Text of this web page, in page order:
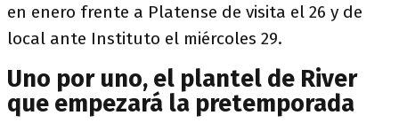
en enero frente a Platense de visita el 26 y de
local ante Instituto el miércoles 29.
Uno por uno, el plantel de River
que empezará la pretemporada